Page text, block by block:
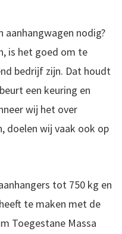
aanhangwagen nodig?
is het goed om te
bedrijf zijn. Dat houdt
een keuring en
wij het over
doelen wij vaak ook op
tot 750 kg en
te maken met de
Toegestane Massa